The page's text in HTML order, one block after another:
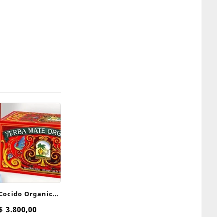
Organico
Del Oasis x 25
3.800,00